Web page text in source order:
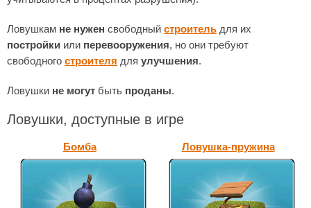
Ловушкам не нужен свободный строитель для их
постройки или перевооружения, но они требуют
свободного строителя для улучшения.
Ловушки не могут быть проданы.
Ловушки, доступные в игре
Бомба Ловушка-пружина